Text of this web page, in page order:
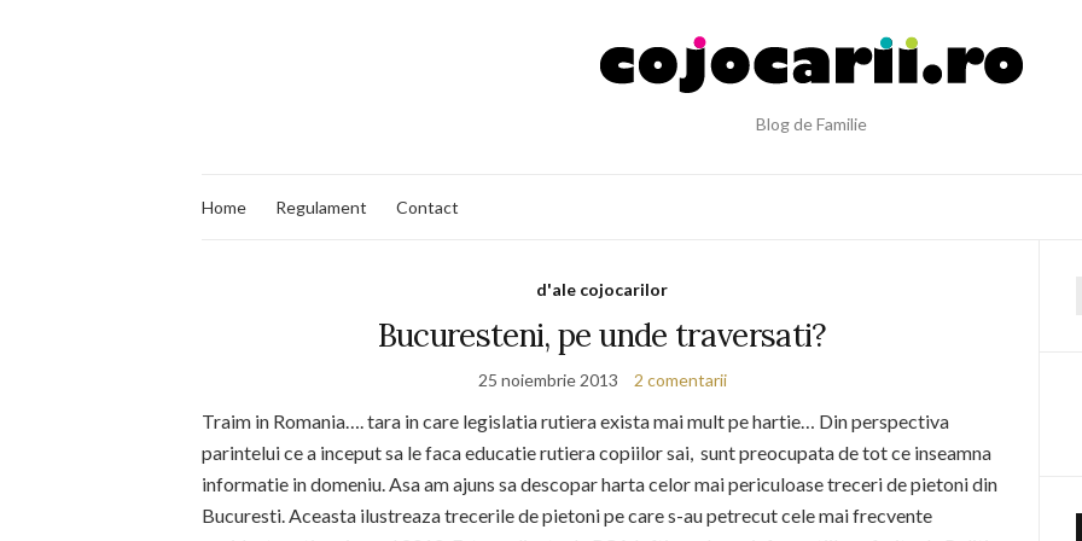
Blog de Familie
Home Regulament Contact
d'ale cojocarilor
Bucuresteni, pe unde traversati?
25 noiembrie 2013 2 comentarii
Traim in Romania…. tara in care legislatia rutiera exista mai mult pe hartie… Din perspectiva
parintelui ce a inceput sa le faca educatie rutiera copiilor sai, sunt preocupata de tot ce inseamna
informatie in domeniu. Asa am ajuns sa descopar harta celor mai periculoase treceri de pietoni din
Bucuresti. Aceasta ilustreaza trecerile de pietoni pe care s-au petrecut cele mai frecvente